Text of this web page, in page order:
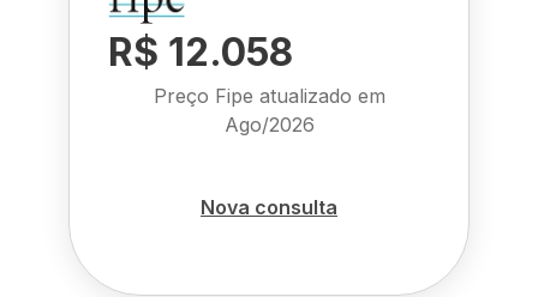
R$ 12.058
Preço Fipe atualizado em
Ago/2026
Nova consulta